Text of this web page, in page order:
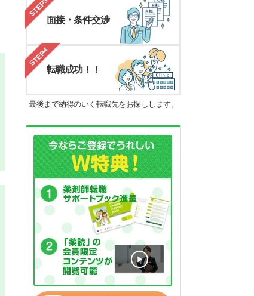
STEP3
面接・条件交渉
STEP4
転職成功！！
最後まで納得のいく転職先をお探しします。